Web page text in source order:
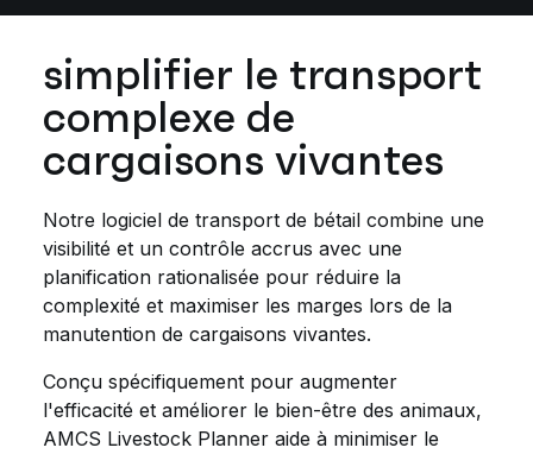
simplifier le transport
complexe de
cargaisons vivantes
Notre logiciel de transport de bétail combine une
visibilité et un contrôle accrus avec une
planification rationalisée pour réduire la
complexité et maximiser les marges lors de la
manutention de cargaisons vivantes.
Conçu spécifiquement pour augmenter
l'efficacité et améliorer le bien-être des animaux,
AMCS Livestock Planner aide à minimiser le